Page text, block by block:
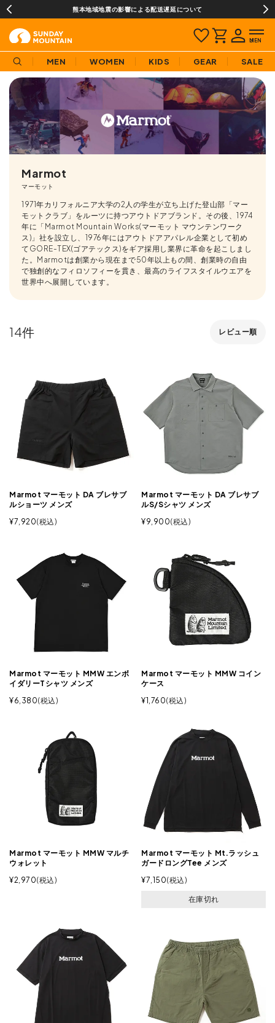
熊本地域地震の影響による配送遅延について
MEN WOMEN KIDS GEAR SALE
Marmot
マーモット
1971年カリフォルニア大学の2人の学生が立ち上げた登山部「マー
モットクラブ」をルーツに持つアウトドアブランド。その後、1974
年に「Marmot Mountain Works(マーモット マウンテンワーク
ス)」社を設立し、1976年にはアウトドアアパレル企業として初め
てGORE-TEX(ゴアテックス)をギア採用し業界に革命を起こしまし
た。Marmotは創業から現在まで50年以上もの間、創業時の自由
で独創的なフィロソフィーを貫き、最高のライフスタイルウエアを
世界中へ展開しています。
レビュー順
14
Marmot マーモット DA ブレサブ
ルショーツ メンズ
¥7,920 税込
Marmot マーモット DA ブレサブ
ルS/Sシャツ メンズ
¥9,900 税込
Marmot マーモット MMW エンボ
イダリーTシャツ メンズ
¥6,380 税込
Marmot マーモット MMW コイン
ケース
¥1,760 税込
Marmot マーモット MMW マルチ
ウォレット
¥2,970 税込
Marmot マーモット Mt.ラッシュ
ガードロングTee メンズ
¥7,150 税込
在庫切れ